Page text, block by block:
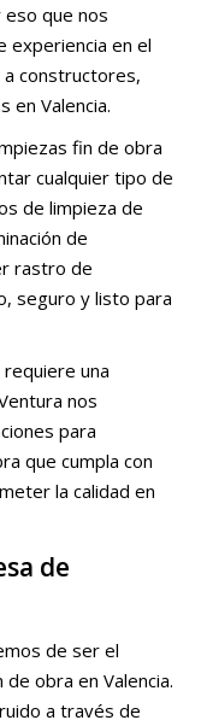
que nos
experiencia en el
constructores,
en Valencia.
fin de obra
cualquier tipo de
de limpieza de
de
rastro de
seguro y listo para
una
nos
para
que cumpla con
la calidad en
de
de ser el
obra en Valencia.
a través de